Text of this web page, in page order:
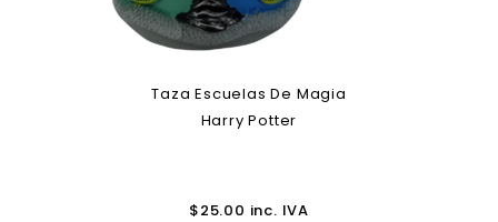
Taza Escuelas De Magia
Harry Potter
$25.00 inc. IVA